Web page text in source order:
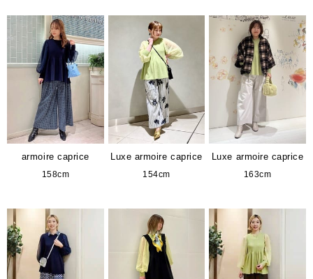
armoire caprice
158cm
Luxe armoire caprice
154cm
Luxe armoire caprice
163cm